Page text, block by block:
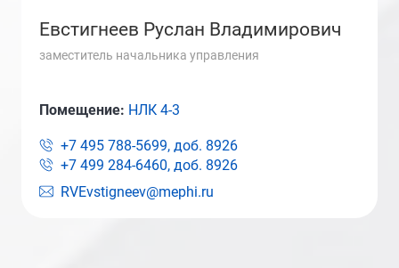
Евстигнеев Руслан Владимирович
заместитель начальника управления
RVEvstigneev@mephi.ru
Помещение: НЛК 4-3
+7 495 788-5699, доб. 8926
+7 499 284-6460, доб. 8926